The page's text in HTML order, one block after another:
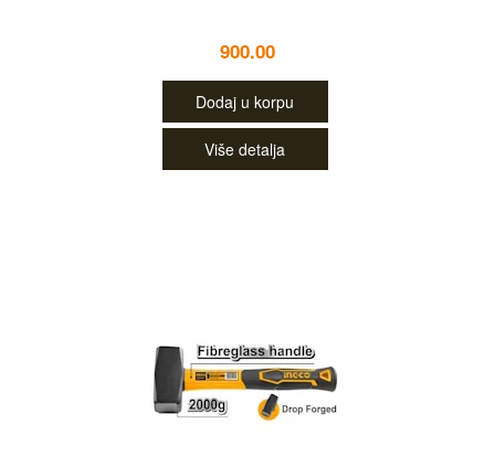
900.00
Dodaj u korpu
Više detalja